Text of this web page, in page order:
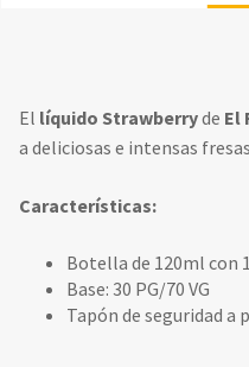
El líquido Strawberryde El
a deliciosas e intensas
Características:
Botella de 120ml con
Base: 30 PG/70 VG
Tapón de seguridad a